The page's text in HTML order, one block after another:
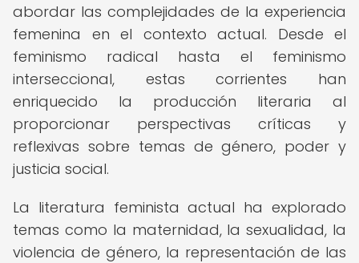
abordar las complejidades de la experiencia
femenina en el contexto actual. Desde el
feminismo radical hasta el feminismo
interseccional, estas corrientes han
enriquecido la producción literaria al
proporcionar perspectivas críticas y
reflexivas sobre temas de género, poder y
justicia social.
La literatura feminista actual ha explorado
temas como la maternidad, la sexualidad, la
violencia de género, la representación de las